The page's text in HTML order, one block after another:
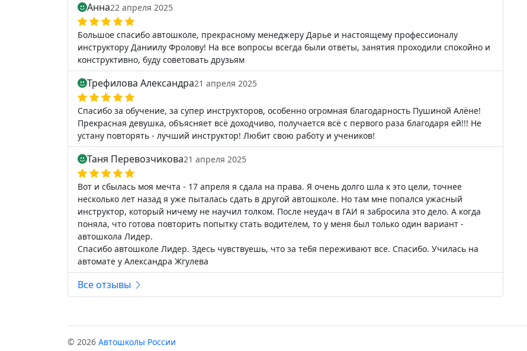
Анна22 апреля 2025
Большое спасибо автошколе, прекрасному менеджеру Дарье и настоящему профессионалу
инструктору Даниилу Фролову! На все вопросы всегда были ответы, занятия проходили спокойно и
конструктивно, буду советовать друзьям
Трефилова Александра21 апреля 2025
Спасибо за обучение, за супер инструкторов, особенно огромная благодарность Пушиной Алёне!
Прекрасная девушка, объясняет всё доходчиво, получается всё с первого раза благодаря ей!!! Не
устану повторять - лучший инструктор! Любит свою работу и учеников!
Таня Перевозчикова21 апреля 2025
Вот и сбылась моя мечта - 17 апреля я сдала на права. Я очень долго шла к это цели, точнее
несколько лет назад я уже пыталась сдать в другой автошколе. Но там мне попался ужасный
инструктор, который ничему не научил толком. После неудач в ГАИ я забросила это дело. А когда
поняла, что готова повторить попытку стать водителем, то у меня был только один вариант -
автошкола Лидер.
Спасибо автошколе Лидер. Здесь чувствуешь, что за тебя переживают все. Спасибо. Училась на
автомате у Александра Жгулева
Все отзывы
© 2026 Автошколы России